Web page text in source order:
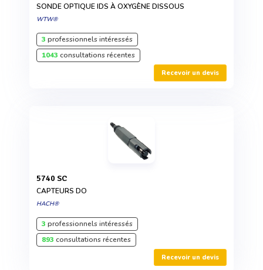
SONDE OPTIQUE IDS À OXYGÈNE DISSOUS
WTW®
3 professionnels intéressés
1043 consultations récentes
Recevoir un devis
5740 SC
CAPTEURS DO
HACH®
3 professionnels intéressés
893 consultations récentes
Recevoir un devis